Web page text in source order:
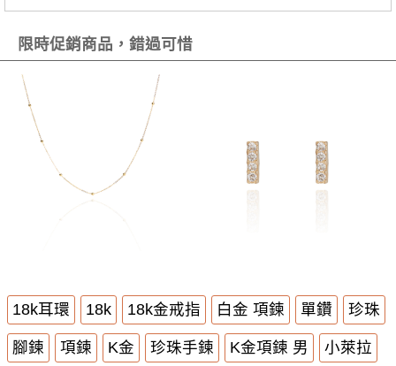
限時促銷商品，錯過可惜
18k耳環 18k 18k金戒指 白金 項鍊 單鑽 珍珠
腳鍊 項鍊 K金 珍珠手鍊 K金項鍊 男 小萊拉